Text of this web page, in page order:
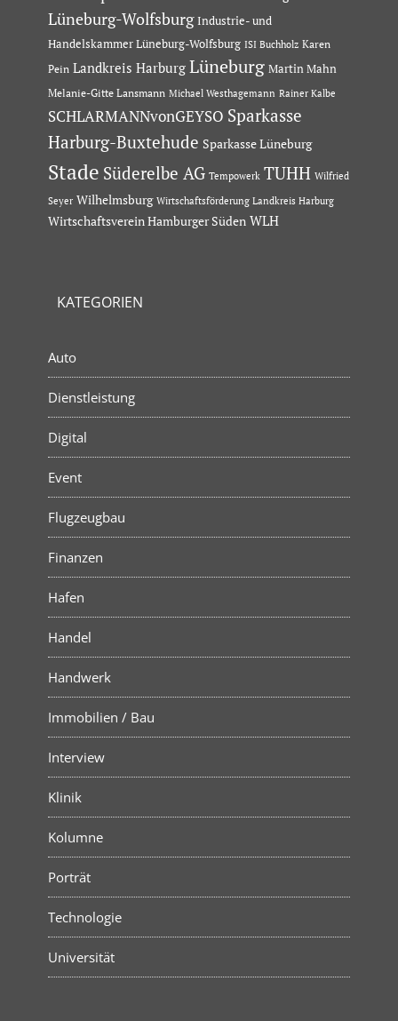
Lüneburg-Wolfsburg Industrie- und
Handelskammer Lüneburg-Wolfsburg ISI Buchholz Karen
Pein Landkreis Harburg Lüneburg Martin Mahn
Melanie-Gitte Lansmann Michael Westhagemann Rainer Kalbe
SCHLARMANNvonGEYSO Sparkasse
Harburg-Buxtehude Sparkasse Lüneburg
Stade Süderelbe AG Tempowerk TUHH Wilfried
Seyer Wilhelmsburg Wirtschaftsförderung Landkreis Harburg
Wirtschaftsverein Hamburger Süden WLH
KATEGORIEN
Auto
Dienstleistung
Digital
Event
Flugzeugbau
Finanzen
Hafen
Handel
Handwerk
Immobilien / Bau
Interview
Klinik
Kolumne
Porträt
Technologie
Universität